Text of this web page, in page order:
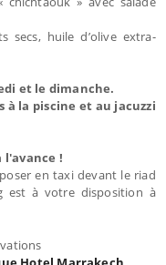
huile d’olive extra-
et le dimanche.
à la piscine et au jacuzzi
l'avance !
en taxi devant le riad
est à votre disposition à